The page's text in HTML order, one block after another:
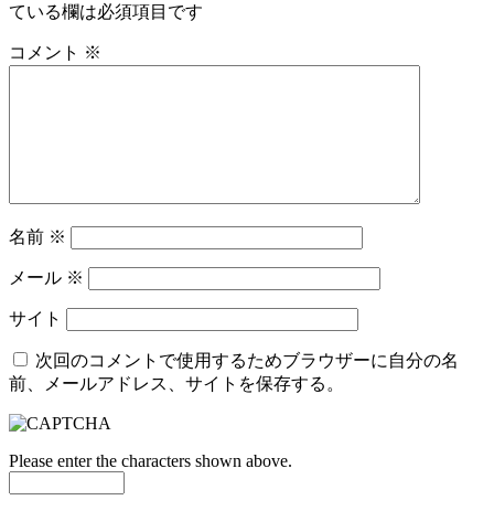
ている欄は必須項目です
コメント ※
名前 ※
メール ※
サイト
次回のコメントで使用するためブラウザーに自分の名
前、メールアドレス、サイトを保存する。
Please enter the characters shown above.